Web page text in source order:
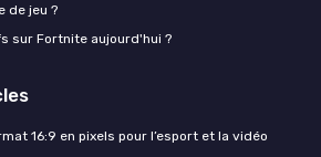
de jeu ?
sur Fortnite aujourd'hui ?
16:9 en pixels pour l’esport et la vidéo